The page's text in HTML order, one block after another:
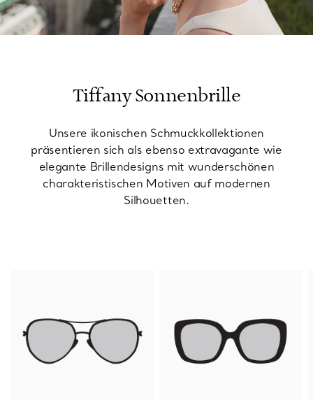
00:09 / 00:15
Tiffany Sonnenbrille
Unsere ikonischen Schmuckkollektionen
präsentieren sich als ebenso extravagante wie
elegante Brillendesigns mit wunderschönen
charakteristischen Motiven auf modernen
Silhouetten.